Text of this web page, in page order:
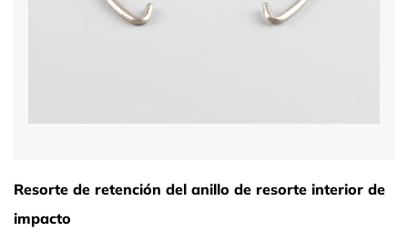
Resorte de retención del anillo de resorte interior de
impacto